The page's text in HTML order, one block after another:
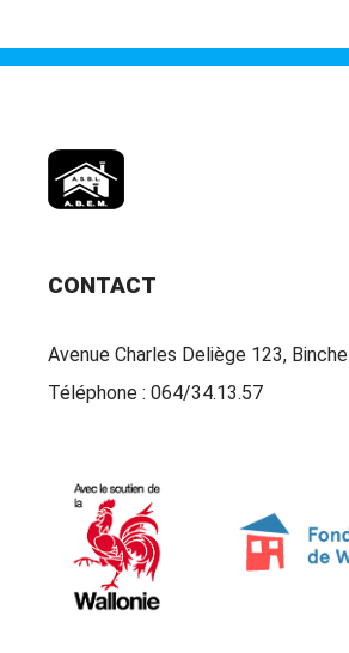
CONTACT
Avenue Charles Deliège 123, Binche
Téléphone : 064/34.13.57